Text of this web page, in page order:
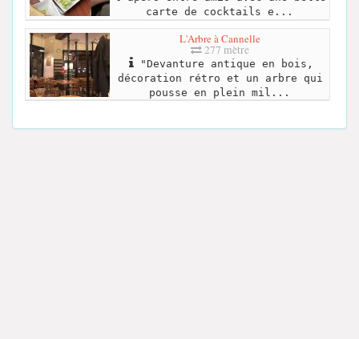
carte de cocktails e...
L'Arbre à Cannelle
277 mètre
"Devanture antique en bois,
décoration rétro et un arbre qui
pousse en plein mil...